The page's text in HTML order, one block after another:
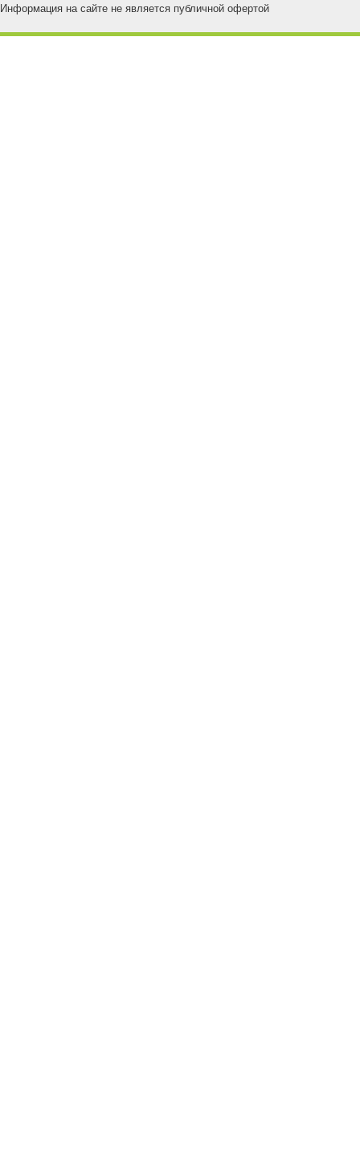
Информация на сайте не является публичной офертой